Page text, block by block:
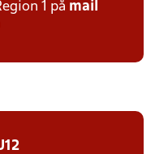
1 på mail